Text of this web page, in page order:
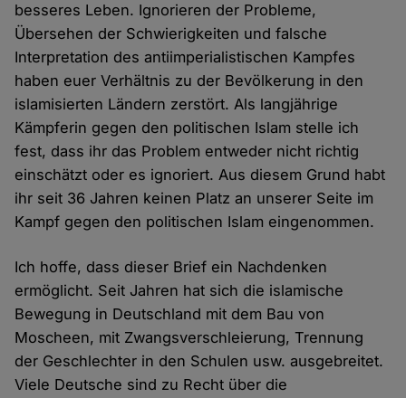
besseres Leben. Ignorieren der Probleme,
Übersehen der Schwierigkeiten und falsche
Interpretation des antiimperialistischen Kampfes
haben euer Verhältnis zu der Bevölkerung in den
islamisierten Ländern zerstört. Als langjährige
Kämpferin gegen den politischen Islam stelle ich
fest, dass ihr das Problem entweder nicht richtig
einschätzt oder es ignoriert. Aus diesem Grund habt
ihr seit 36 Jahren keinen Platz an unserer Seite im
Kampf gegen den politischen Islam eingenommen.
Ich hoffe, dass dieser Brief ein Nachdenken
ermöglicht. Seit Jahren hat sich die islamische
Bewegung in Deutschland mit dem Bau von
Moscheen, mit Zwangsverschleierung, Trennung
der Geschlechter in den Schulen usw. ausgebreitet.
Viele Deutsche sind zu Recht über die